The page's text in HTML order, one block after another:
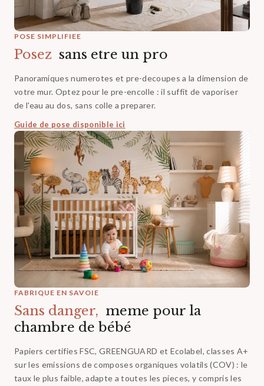
POSE SIMPLIFIEE
Posez‎ ‎ sans etre un pro
Panoramiques numerotes et pre-decoupes a la dimension de
votre mur. Optez pour le pre-encolle : il suffit de vaporiser
de l'eau au dos, sans colle a preparer.
Guide de pose disponible ici
FABRIQUE EN SAVOIE
Sans danger,‎ ‎ meme pour la
chambre de bébé
Papiers certifies FSC, GREENGUARD et Ecolabel, classes A+
sur les emissions de composes organiques volatils (COV) : le
taux le plus faible, adapte a toutes les pieces, y compris les